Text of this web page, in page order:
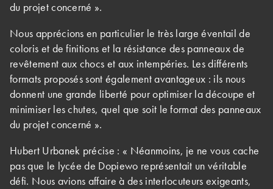
du projet concerné ».
Nous apprécions en particulier le très large éventail de
coloris et de finitions et la résistance des panneaux de
revêtement aux chocs et aux intempéries. Les différents
formats proposés sont également avantageux : ils nous
donnent une grande liberté pour optimiser la découpe et
minimiser les chutes, quel que soit le format des panneaux
du projet concerné ».
Hubert Urbanek précise : « Néanmoins, je ne vous cache
pas que le lycée de Dopiewo représentait un véritable
défi. Nous avions affaire à des interlocuteurs exigeants,